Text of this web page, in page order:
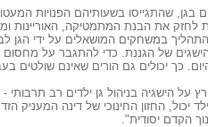
שהתגייסו בשעותיהם הפנויות
את הבנת המתמטיקה, האוריינות
במשחקים המושאלים על ידי הגן
כך יכולים גם הורים שאינם שולטים
הישגיה בניהול גן ילדים רב תרבותי -
החזון החינוכי של דינה המעניק
הקדם יסודית".